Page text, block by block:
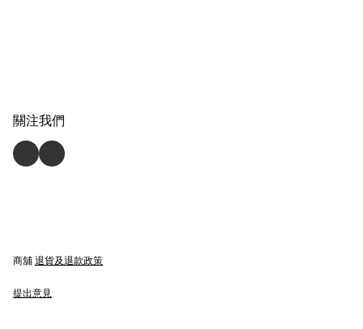
關注我們
商舖 退貨及退款政策
提出意見